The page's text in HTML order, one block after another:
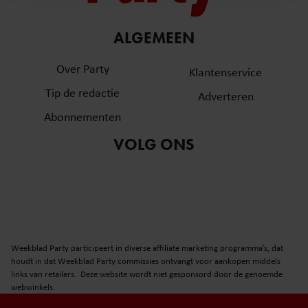
informatie over uw gebruik van onze site met onze
partners voor social media, adverteren en analyse. Deze
informatie die u aan ze heeft verstrekt of die ze hebben
gaat akkoord met onze cookies als u onze website blijft
gebruiken.
ALGEMEEN
Over Party
Tip de redactie
Abonnementen
Klantenservice
Adverteren
VOLG ONS
Weekblad Party participeert in diverse affiliate marketing programma’s, dat
houdt in dat Weekblad Party commissies ontvangt voor aankopen middels
links van retailers. Deze website wordt niet gesponsord door de genoemde
webwinkels.